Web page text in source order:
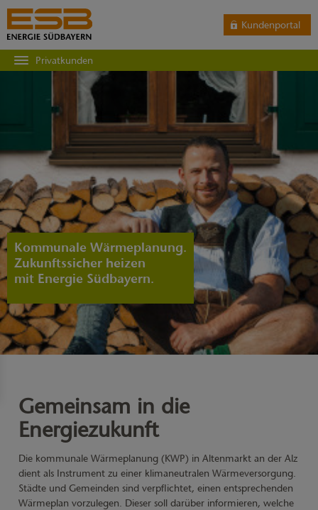
Kundenportal
Privatkunden
Kommunale Wärmeplanung.
Zukunftssicher heizen
mit Energie Südbayern.
Gemeinsam in die
Energiezukunft
Die kommunale Wärmeplanung (KWP) in Altenmarkt an der Alz
dient als Instrument zu einer klimaneutralen Wärmeversorgung.
Städte und Gemeinden sind verpflichtet, einen entsprechenden
Wärmeplan vorzulegen. Dieser soll darüber informieren, welche